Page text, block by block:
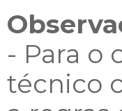
- Para o
técnico